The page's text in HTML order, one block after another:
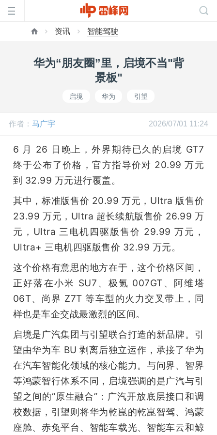
网
开
课
动
中
心
GAIR
资讯 智能驾驶
华为“朋友圈”里，启境不当"背
景板"
启境 华为 引望
作者： 马广宇 2026/07/01 11:24
6 月 26 日晚上，外界期待已久的启境 GT7
终于公布了价格，官方指导价对 20.99 万元
到 32.99 万元进行覆盖。
其中，标准版售价 20.99 万元，Ultra 版售价
23.99 万元，Ultra 超长续航版售价 26.99 万
元，Ultra 三电机四驱版售价 29.99 万元，
Ultra+ 三电机四驱版售价 32.99 万元。
这个价格有意思的地方在于，这个价格区间，
正好落在小米 SU7、极氪 007GT、阿维塔
06T、尚界 Z7T 等车型的火力交叉带上，同
样也是车企交战最激烈的区间。
启境是广汽集团与引望联合打造的新品牌。引
望由华为车 BU 剥离后独立运作，承接了华为
在汽车智能化领域的核心能力。与问界、智界
等鸿蒙智行体系不同，启境强调的是广汽与引
望之间的“原生融合”：广汽开放底层接口和调
校数据，引望则将华为乾崑的乾崑智驾、鸿蒙
座舱、赤兔平台、智能车载光、智能车云和鲸